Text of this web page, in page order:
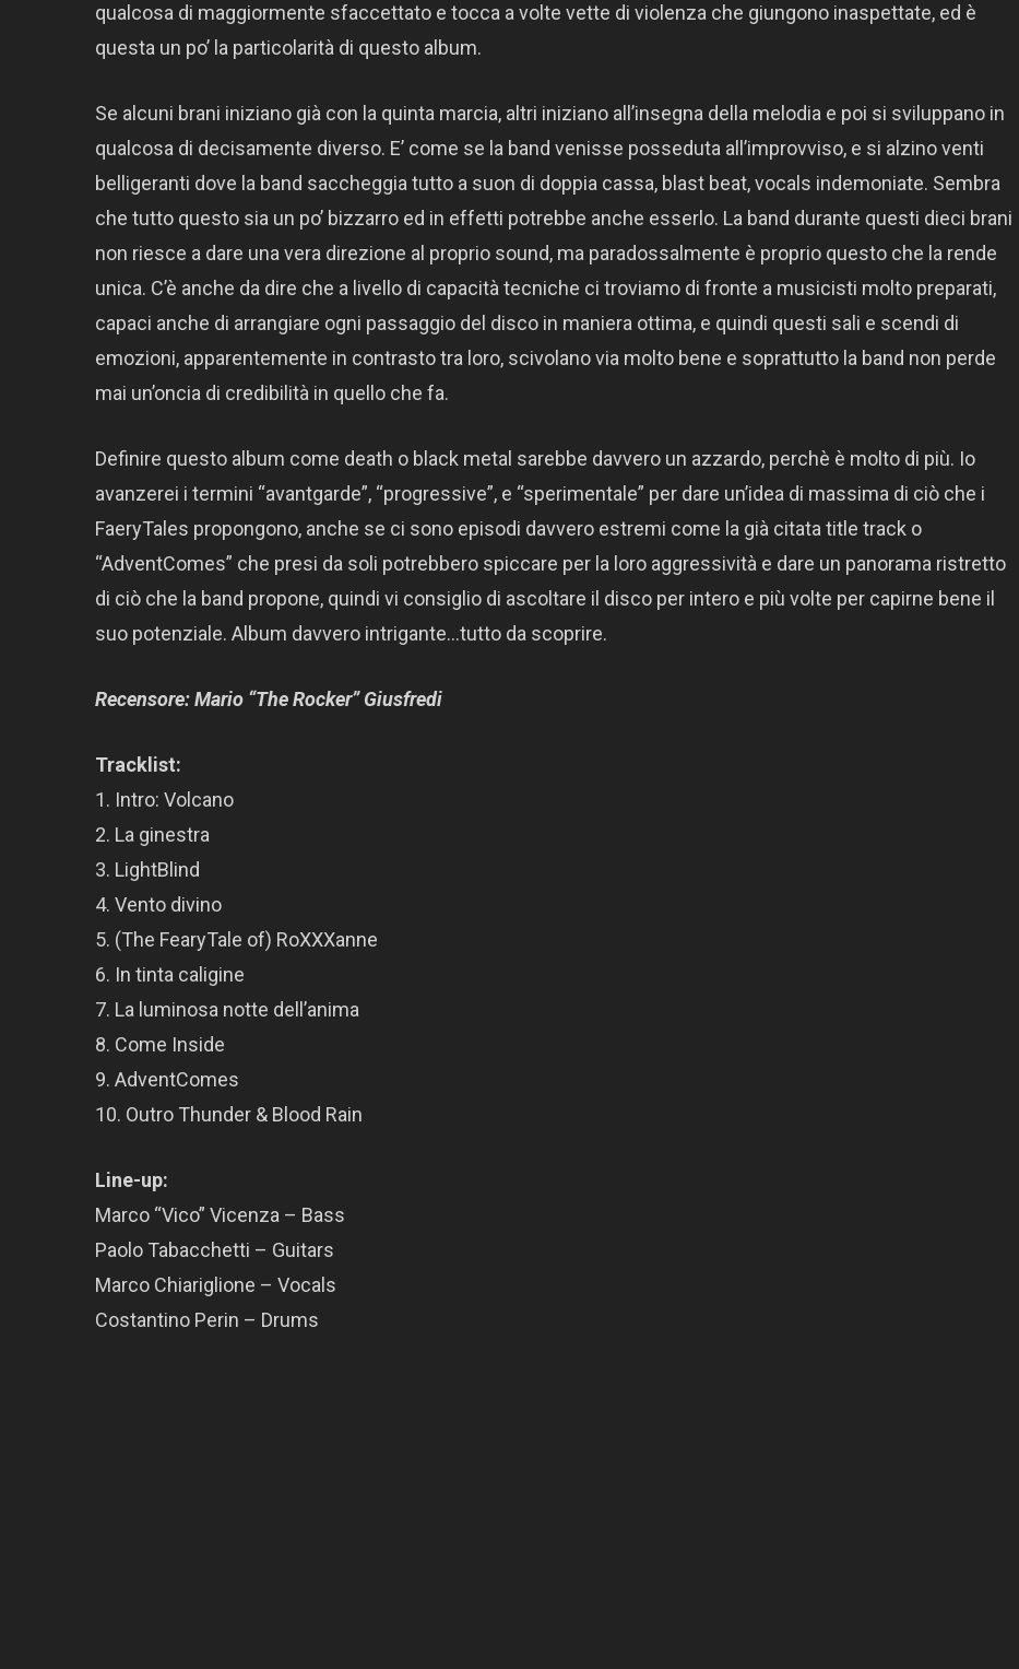
qualcosa di maggiormente sfaccettato e tocca a volte vette di violenza che giungono inaspettate, ed è
questa un po’ la particolarità di questo album.
Se alcuni brani iniziano già con la quinta marcia, altri iniziano all’insegna della melodia e poi si sviluppano in
qualcosa di decisamente diverso. E’ come se la band venisse posseduta all’improvviso, e si alzino venti
belligeranti dove la band saccheggia tutto a suon di doppia cassa, blast beat, vocals indemoniate. Sembra
che tutto questo sia un po’ bizzarro ed in effetti potrebbe anche esserlo. La band durante questi dieci brani
non riesce a dare una vera direzione al proprio sound, ma paradossalmente è proprio questo che la rende
unica. C’è anche da dire che a livello di capacità tecniche ci troviamo di fronte a musicisti molto preparati,
capaci anche di arrangiare ogni passaggio del disco in maniera ottima, e quindi questi sali e scendi di
emozioni, apparentemente in contrasto tra loro, scivolano via molto bene e soprattutto la band non perde
mai un’oncia di credibilità in quello che fa.
Definire questo album come death o black metal sarebbe davvero un azzardo, perchè è molto di più. Io
avanzerei i termini “avantgarde”, “progressive”, e “sperimentale” per dare un’idea di massima di ciò che i
FaeryTales propongono, anche se ci sono episodi davvero estremi come la già citata title track o
“AdventComes” che presi da soli potrebbero spiccare per la loro aggressività e dare un panorama ristretto
di ciò che la band propone, quindi vi consiglio di ascoltare il disco per intero e più volte per capirne bene il
suo potenziale. Album davvero intrigante…tutto da scoprire.
Recensore: Mario “The Rocker” Giusfredi
Tracklist:
1. Intro: Volcano
2. La ginestra
3. LightBlind
4. Vento divino
5. (The FearyTale of) RoXXXanne
6. In tinta caligine
7. La luminosa notte dell’anima
8. Come Inside
9. AdventComes
10. Outro Thunder & Blood Rain
Line-up:
Marco “Vico” Vicenza – Bass
Paolo Tabacchetti – Guitars
Marco Chiariglione – Vocals
Costantino Perin – Drums